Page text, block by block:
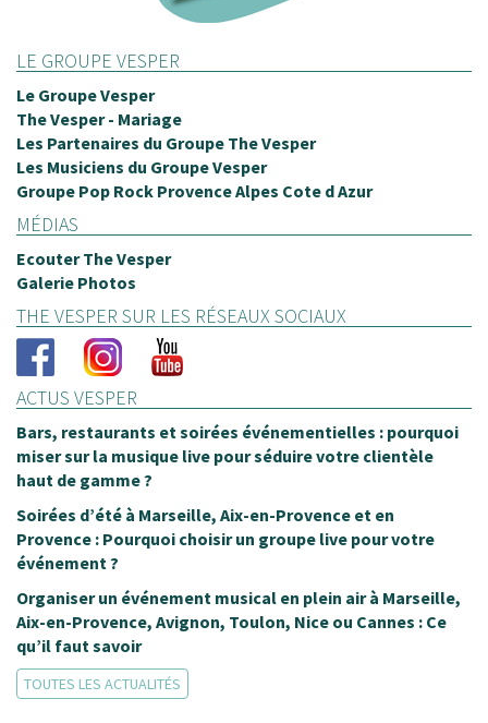
LE GROUPE VESPER
Le Groupe Vesper
The Vesper - Mariage
Les Partenaires du Groupe The Vesper
Les Musiciens du Groupe Vesper
Groupe Pop Rock Provence Alpes Cote d Azur
MÉDIAS
Ecouter The Vesper
Galerie Photos
THE VESPER SUR LES RÉSEAUX SOCIAUX
ACTUS VESPER
Bars, restaurants et soirées événementielles : pourquoi
miser sur la musique live pour séduire votre clientèle
haut de gamme ?
Soirées d’été à Marseille, Aix-en-Provence et en
Provence : Pourquoi choisir un groupe live pour votre
événement ?
Organiser un événement musical en plein air à Marseille,
Aix-en-Provence, Avignon, Toulon, Nice ou Cannes : Ce
qu’il faut savoir
TOUTES LES ACTUALITÉS